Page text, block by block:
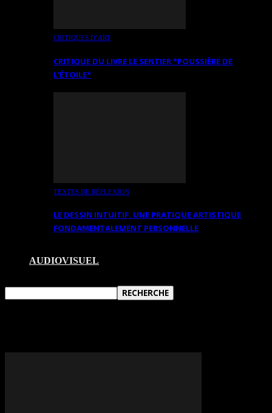
CRITIQUES D’ART
CRITIQUE DU LIVRE LE SENTIER *POUSSIÈRE DE
L’ÉTOILE*
TEXTES DE RÉFLEXION
LE DESSIN INTUITIF. UNE PRATIQUE ARTISTIQUE
FONDAMENTALEMENT PERSONNELLE
AUDIOVISUEL